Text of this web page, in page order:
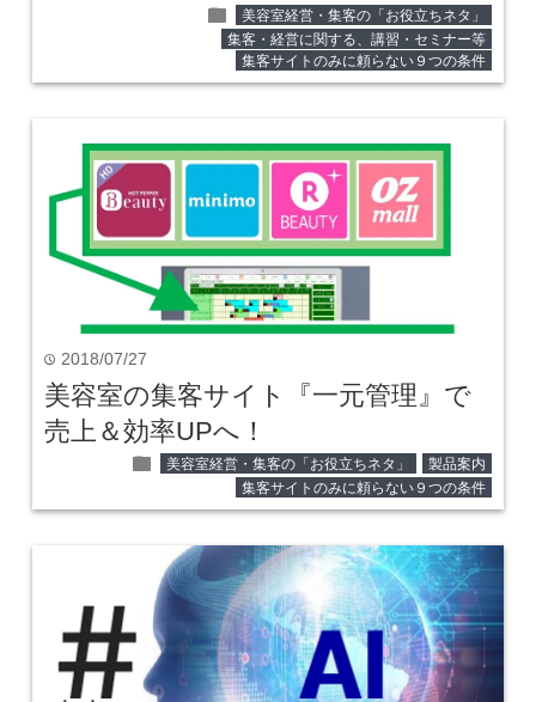
folder
美容室経営・集客の「お役立ちネタ」
集客・経営に関する、講習・セミナー等
集客サイトのみに頼らない９つの条件
time 2018/07/27
美容室の集客サイト『一元管理』で
売上＆効率UPへ！
folder 美容室経営・集客の「お役立ちネタ」
製品案内
集客サイトのみに頼らない９つの条件